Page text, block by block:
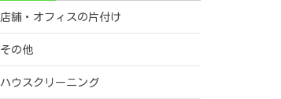
店舗・オフィスの片付け
その他
ハウスクリーニング